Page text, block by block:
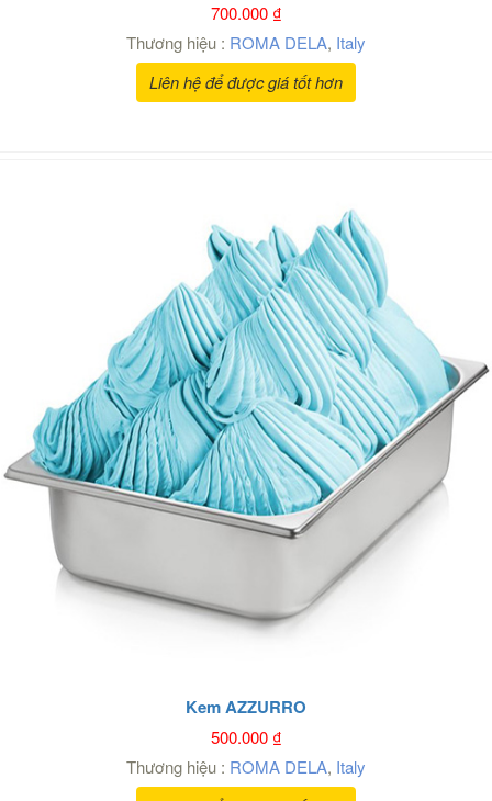
700.000₫
Thương hiệu : ROMA DELA, Italy
Liên hệ để được giá tốt hơn
Kem AZZURRO
500.000₫
Thương hiệu : ROMA DELA, Italy